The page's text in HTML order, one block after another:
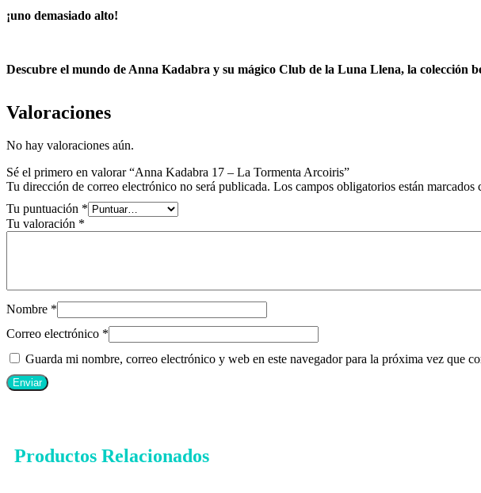
¡uno demasiado alto!
Descubre el mundo de Anna Kadabra y su mágico Club de la Luna Llena, la colección
Valoraciones
No hay valoraciones aún.
Sé el primero en valorar “Anna Kadabra 17 – La Tormenta Arcoiris”
Tu dirección de correo electrónico no será publicada. Los campos obligatorios están marcados
Tu puntuación *
Tu valoración *
Nombre *
Correo electrónico *
Guarda mi nombre, correo electrónico y web en este navegador para la próxima vez que
Productos Relacionados